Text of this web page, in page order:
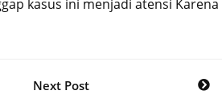
kasus ini menjadi atensi Karena
Next Post